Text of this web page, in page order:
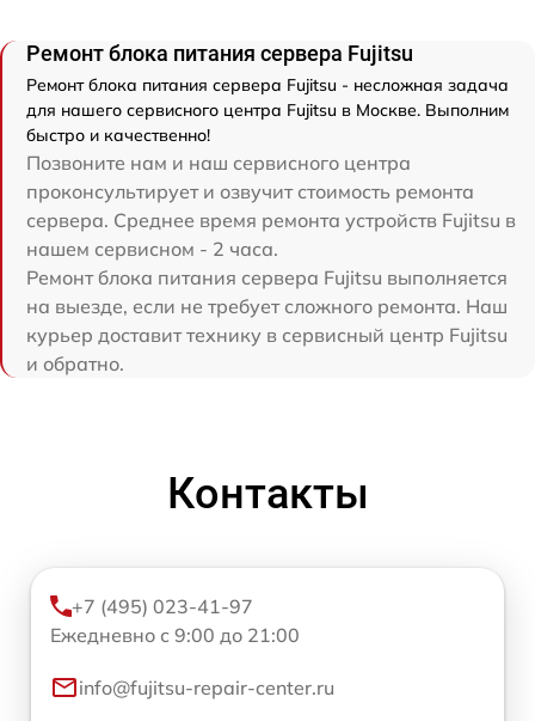
Ремонт блока питания сервера Fujitsu
Ремонт блока питания сервера Fujitsu - несложная задача
для нашего сервисного центра Fujitsu в Москве. Выполним
быстро и качественно!
Позвоните нам и наш сервисного центра
проконсультирует и озвучит стоимость ремонта
сервера. Среднее время ремонта устройств Fujitsu в
нашем сервисном - 2 часа.
Ремонт блока питания сервера Fujitsu выполняется
на выезде, если не требует сложного ремонта. Наш
курьер доставит технику в сервисный центр Fujitsu
и обратно.
Контакты
+7 (495) 023-41-97
Ежедневно с 9:00 до 21:00
info@fujitsu-repair-center.ru